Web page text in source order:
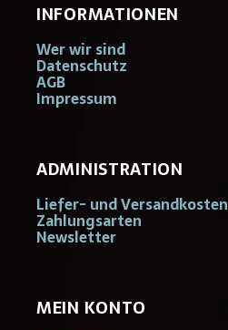
INFORMATIONEN
Wer wir sind
Datenschutz
AGB
Impressum
ADMINISTRATION
Liefer- und Versandkosten
Zahlungsarten
Newsletter
MEIN KONTO